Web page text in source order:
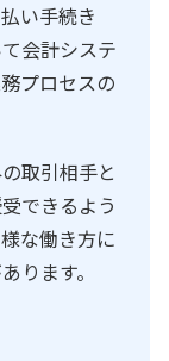
い手続き
会計システ
プロセスの
取引相手と
できるよう
な働き方に
ります。